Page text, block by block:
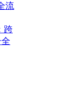
流
跨